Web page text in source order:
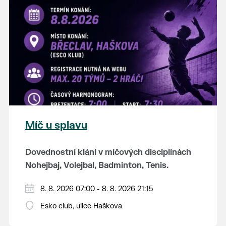
K tanci a poslechu bude hrát DH
Lanžhotčané.
Těšíme se na Vás!
Míč u splavu
Dovednostní klání v míčových disciplínách
Nohejbaj, Volejbal, Badminton, Tenis.
Zúčastnit se může max. 20 dvojčlenných
týmů - každý tým si zahraje min. 4 západy od
8. 8. 2026 07:00 - 8. 8. 2026 21:15
Esko club, ulice Haškova